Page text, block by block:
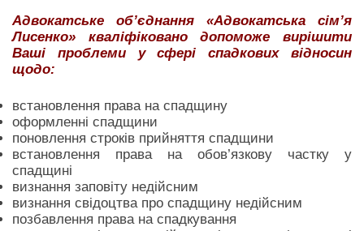
Адвокатське об’єднання «Адвокатська сім’я
Лисенко» кваліфіковано допоможе вирішити
Ваші проблеми у сфері спадкових відносин
щодо:
встановлення права на спадщину
оформленні спадщини
поновлення строків прийняття спадщини
встановлення права на обов’язкову частку у
спадщині
визнання заповіту недійсним
визнання свідоцтва про спадщину недійсним
позбавлення права на спадкування